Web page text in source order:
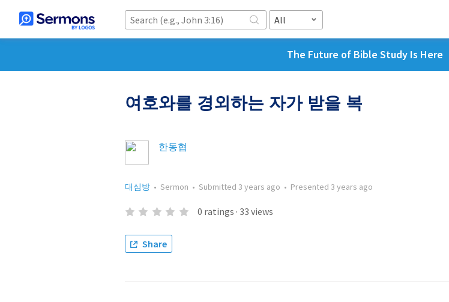
All
The Future of Bible Study Is Here
여호와를 경외하는 자가 받을 복
한동협
대심방 • Sermon • Submitted 3 years ago • Presented 3 years ago
0 ratings · 33 views
Share